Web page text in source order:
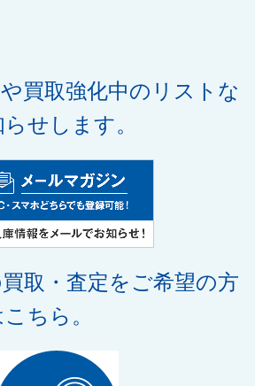
買取強化中のリストな
らせします。
取・査定をご希望の方
こちら。